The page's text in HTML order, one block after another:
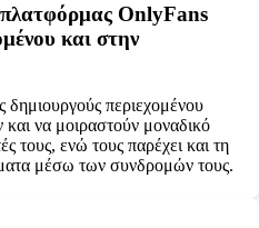
πλατφόρμας OnlyFans
και στην
περιεχομένου
να μοιραστούν μοναδικό
τους, ενώ τους παρέχει και τη
μέσω των συνδρομών τους.